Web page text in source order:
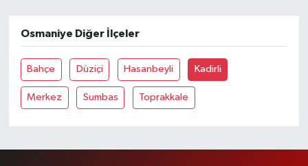
Osmaniye Diğer İlçeler
Bahçe Düziçi Hasanbeyli Kadirli
Merkez Sumbas Toprakkale